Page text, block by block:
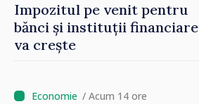
Impozitul pe venit pentru
bănci și instituții financiare
va crește
/ Acum 14 ore